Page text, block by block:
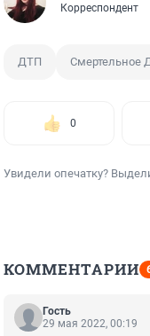
Корреспондент
ДТП Смертельное
0
Увидели опечатку?
КОММЕНТАРИИ
Гость
29 мая 2022, 00:19